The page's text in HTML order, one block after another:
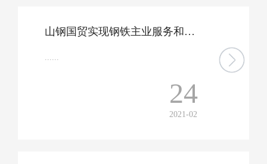
山钢国贸实现钢铁主业服务和社会贸易双提升 一肩挑两头 喜获双丰收
......
24
2021-02